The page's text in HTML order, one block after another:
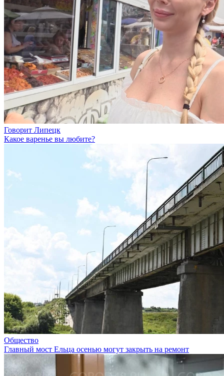
Говорит Липецк
Какое варенье вы любите?
Общество
Главный мост Ельца осенью могут закрыть на ремонт